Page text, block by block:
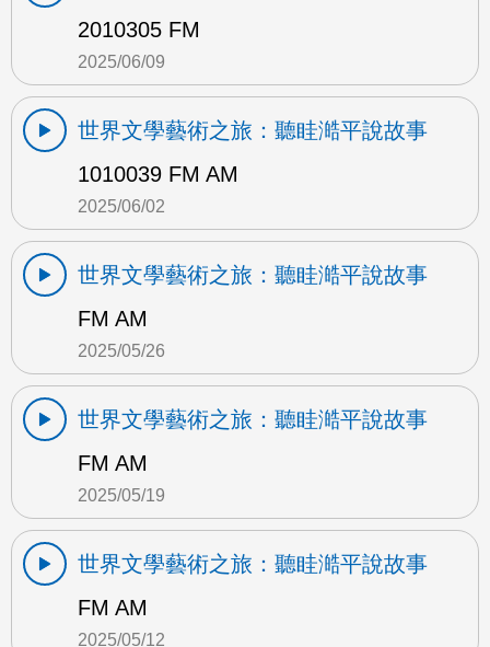
2010305 FM
2025/06/09
世界文學藝術之旅：聽眭澔平說故事
1010039 FM AM
2025/06/02
世界文學藝術之旅：聽眭澔平說故事
FM AM
2025/05/26
世界文學藝術之旅：聽眭澔平說故事
FM AM
2025/05/19
世界文學藝術之旅：聽眭澔平說故事
FM AM
2025/05/12